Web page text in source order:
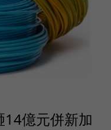
14億元併新加